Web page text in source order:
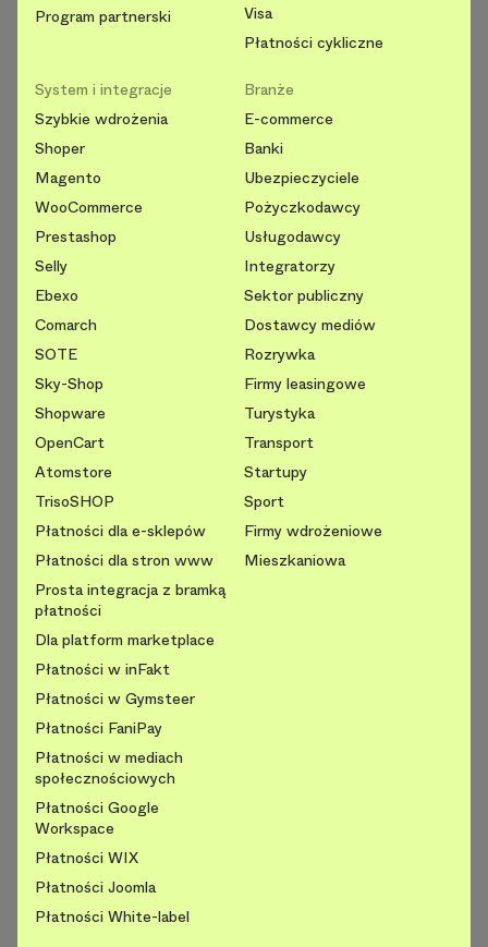
Program partnerski
Visa
Płatności cykliczne
System i integracje
Szybkie wdrożenia
Shoper
Magento
WooCommerce
Prestashop
Selly
Ebexo
Comarch
SOTE
Sky-Shop
Shopware
OpenCart
Atomstore
TrisoSHOP
Płatności dla e-sklepów
Płatności dla stron www
Prosta integracja z bramką
płatności
Dla platform marketplace
Płatności w inFakt
Płatności w Gymsteer
Płatności FaniPay
Płatności w mediach
społecznościowych
Płatności Google
Workspace
Płatności WIX
Płatności Joomla
Płatności White-label
Branże
E-commerce
Banki
Ubezpieczyciele
Pożyczkodawcy
Usługodawcy
Integratorzy
Sektor publiczny
Dostawcy mediów
Rozrywka
Firmy leasingowe
Turystyka
Transport
Startupy
Sport
Firmy wdrożeniowe
Mieszkaniowa